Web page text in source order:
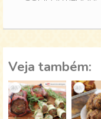
Veja também: